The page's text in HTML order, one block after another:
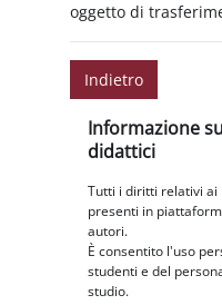
oggetto di
Indietro
Blocchi
Informazione
didattici
Tutti i diritti relativi
presenti in
autori.
È consentito l'uso
studenti e del
studio.